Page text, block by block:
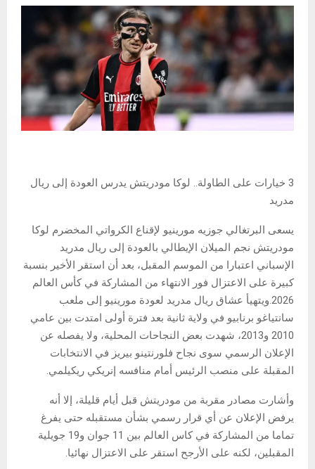
3 خيارات على الطاولة.. لوكا مودريتش يدرس العودة إلى ريال
مدريد
يسعى البرتغالي جوزيه مورينيو لإقناع الكرواتي المخضرم لوكا
مودريتش نجم الميلان الإيطالي بالعودة إلى ريال مدريد
الإسباني اعتبارا من الموسم المقبل، بعد أن استقر الأخير بنسبة
كبيرة على الاعتزال فور الانتهاء من المشاركة في كأس العالم
2026.ويتهيأ عشاق ريال مدريد لعودة مورينيو إلى ملعب
سانتياغو برنابيو في ولاية ثانية بعد فترة أولى امتدت بين عامي
2010 و2013، شهدت بعض النجاحات المحلية، ولا يفصله عن
الإعلان الرسمي سوى نجاح فلورنتينو بيريز في الانتخابات
المقبلة على منصب الرئيس أمام منافسه إنريكي ريكيلمي.
وأشارت مصادر مقربة من مودريتش قبل أيام قليلة، إلا أنه
يرفض الإعلان عن أي قرار رسمي بشأن مستقبله حتى يفرغ
تماما من المشاركة في كاس العالم بين 11 جوان و19 جويلية
المقبلين، لكنه على الأرجح استقر على الاعتزال نهائيا.